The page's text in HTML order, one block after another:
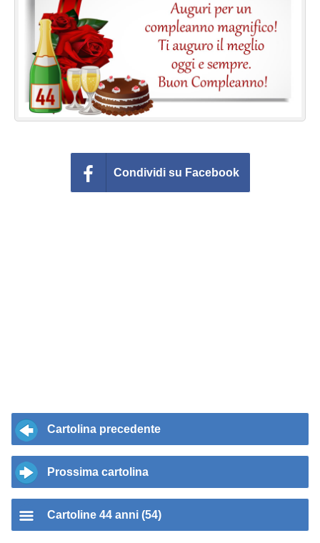
Cartoline musicali
Cartoline animate
Accedi
Condividi su Facebook
Cartolina precedente
Prossima cartolina
Cartoline 44 anni (54)